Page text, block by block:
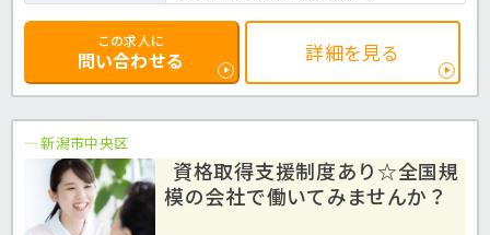
この求人に
問い合わせる 詳細を見る
新潟市中央区
資格取得支援制度あり☆全国規
模の会社で働いてみませんか？